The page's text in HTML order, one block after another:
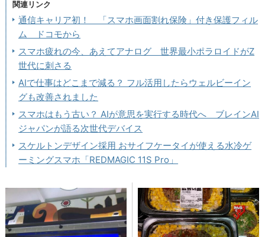
関連リンク
通信キャリア初！ 「スマホ画面割れ保険」付き保護フィル
ム ドコモから
スマホ疲れの今、あえてアナログ 世界最小ポラロイドがZ
世代に刺さる
AIで仕事はどこまで減る？ フル活用したらウェルビーイン
グも改善されました
スマホはもう古い？ AIが意思を実行する時代へ ブレインAI
ジャパンが語る次世代デバイス
スケルトンデザイン採用 おサイフケータイが使える水冷ゲ
ーミングスマホ「REDMAGIC 11S Pro」